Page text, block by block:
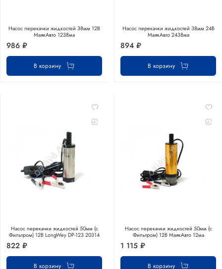
Насос перекачки жидкостей 38мм 12В
МаякАвто 1238ма
986 ₽
В корзину
Насос перекачки жидкостей 38мм 24В
МаякАвто 2438ма
894 ₽
В корзину
Насос перекачки жидкостей 50мм (с
Фильтром) 12В LongWey DP-123 20314
822 ₽
В корзину
Насос перекачки жидкостей 50мм (с
Фильтром) 12В МаякАвто 12ма
1 115 ₽
В корзину